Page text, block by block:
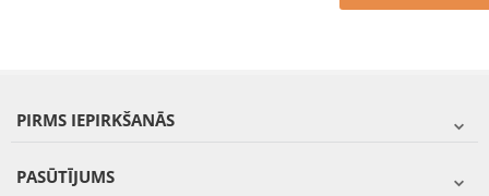
PIRMS IEPIRKŠANĀS
PASŪTĪJUMS